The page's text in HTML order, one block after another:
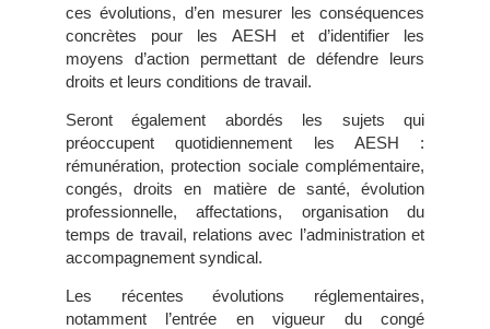
ces évolutions, d’en mesurer les conséquences
concrètes pour les AESH et d’identifier les
moyens d’action permettant de défendre leurs
droits et leurs conditions de travail.
Seront également abordés les sujets qui
préoccupent quotidiennement les AESH :
rémunération, protection sociale complémentaire,
congés, droits en matière de santé, évolution
professionnelle, affectations, organisation du
temps de travail, relations avec l’administration et
accompagnement syndical.
Les récentes évolutions réglementaires,
notamment l’entrée en vigueur du congé